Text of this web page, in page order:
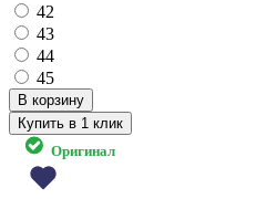
42
43
44
45
Купить в 1 клик
Оригинал